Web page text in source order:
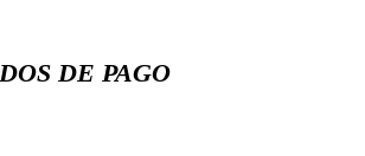
DE PAGO